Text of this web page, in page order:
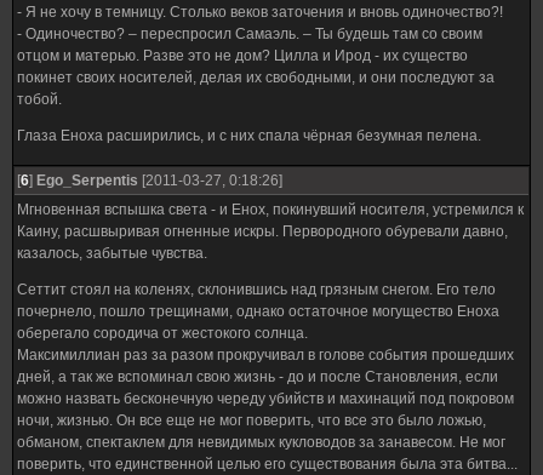
- Я не хочу в темницу. Столько веков заточения и вновь одиночество?!
- Одиночество? – переспросил Самаэль. – Ты будешь там со своим
отцом и матерью. Разве это не дом? Цилла и Ирод - их существо
покинет своих носителей, делая их свободными, и они последуют за
тобой.
Глаза Еноха расширились, и с них спала чёрная безумная пелена.
[6] Ego_Serpentis [2011-03-27, 0:18:26]
Мгновенная вспышка света - и Енох, покинувший носителя, устремился к
Каину, расшвыривая огненные искры. Первородного обуревали давно,
казалось, забытые чувства.
Сеттит стоял на коленях, склонившись над грязным снегом. Его тело
почернело, пошло трещинами, однако остаточное могущество Еноха
оберегало сородича от жестокого солнца.
Максимиллиан раз за разом прокручивал в голове события прошедших
дней, а так же вспоминал свою жизнь - до и после Становления, если
можно назвать бесконечную череду убийств и махинаций под покровом
ночи, жизнью. Он все еще не мог поверить, что все это было ложью,
обманом, спектаклем для невидимых кукловодов за занавесом. Не мог
поверить, что единственной целью его существования была эта битва...